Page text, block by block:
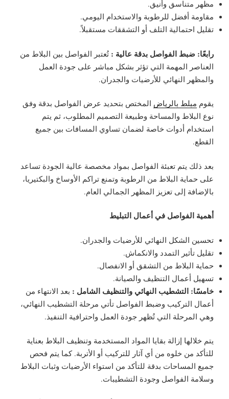
مظهر متناسق وأنيق.
مقاومة أفضل للرطوبة والاستخدام اليومي.
تقليل احتمالية التلف أو التشققات مستقبلاً.
رابعًا: ضبط الفواصل بدقة عالية : تُعتبر الفواصل بين البلاط من
العناصر المهمة التي تؤثر بشكل مباشر على جودة العمل
والمظهر النهائي للأرضيات والجدران.
يقوم مبلط بالرياض المختص بتحديد عرض الفواصل بدقة وفق
نوع البلاط والمساحة وطبيعة التصميم المطلوب، ثم يتم
استخدام أدوات خاصة لضمان تساوي المسافات بين جميع
القطع.
بعد ذلك يتم تعبئة الفواصل بمواد مخصصة عالية الجودة تساعد
على حماية البلاط من الرطوبة وتمنع تراكم الأوساخ والبكتيريا،
بالإضافة إلى تعزيز المظهر الجمالي العام.
أهمية الفواصل في أعمال التبليط
تحسين الشكل النهائي للأرضيات والجدران.
تقليل تأثير التمدد والانكماش.
حماية البلاط من التشقق أو الانفصال.
تسهيل أعمال التنظيف والصيانة.
خامسًا: التشطيب النهائي والتنظيف الشامل : بعد الانتهاء من
أعمال التركيب وضبط الفواصل تأتي مرحلة التشطيب النهائي،
وهي المرحلة التي تُظهر جودة العمل واحترافية التنفيذ.
يتم خلالها إزالة بقايا المواد المستخدمة وتنظيف البلاط بعناية
للتأكد من خلوه من أي آثار للتركيب أو الأتربة. كما يتم فحص
جميع المساحات بدقة للتأكد من استواء الأرضيات وثبات البلاط
وسلامة الفواصل وجودة التشطيبات.